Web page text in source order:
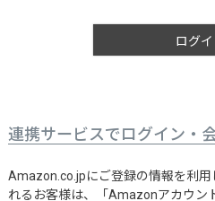
ログ
連携サービスでログイン・
Amazon.co.jpにご登録の情報を利
れるお客様は、「Amazonアカウン